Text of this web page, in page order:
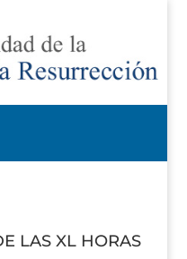
LAS XL HORAS